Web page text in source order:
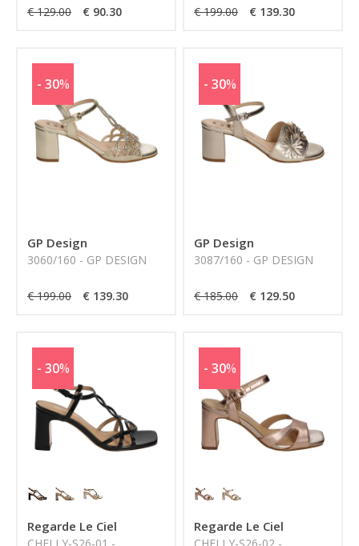
€ 129.00
€ 90.30 € 199.00 € 139.30
GP Design
3060/160 - GP DESIGN
€ 199.00 € 139.30
- 30%
GP Design
3087/160 - GP DESIGN
€ 185.00 € 129.50
- 30%
Regarde Le Ciel
- 30%
Regarde Le Ciel
- 30%